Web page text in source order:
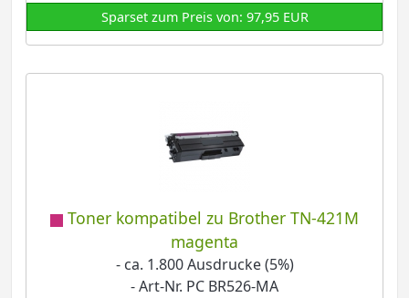
Sparset zum Preis von: 97,95 EUR
Toner kompatibel zu Brother TN-421M
magenta
- ca. 1.800 Ausdrucke (5%)
- Art-Nr. PC BR526-MA